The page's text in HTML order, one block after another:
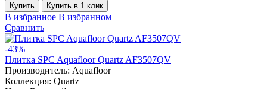
Купить Купить в 1 клик
В избранное В избранном
Сравнить
-43%
Плитка SPC Aquafloor Quartz AF3507QV
Производитель: Aquafloor
Коллекция: Quartz